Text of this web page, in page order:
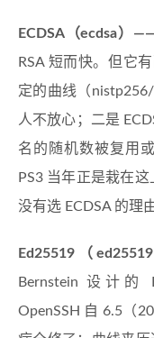
ECDSA（ecdsa）
RSA 短而快。但它
定的曲线（
人不放心；二是
名的随机数被复用
PS3 当年正是栽在
没有选 ECDSA 的理由
Ed25519（
Bernstein 设计的
OpenSSH 自 6.5（